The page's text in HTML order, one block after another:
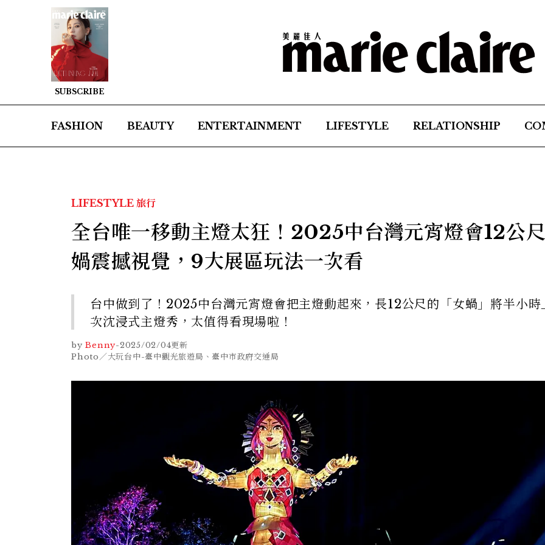
SUBSCRIBE
FASHION BEAUTY ENTERTAINMENT LIFESTYLE RELATIONSHIP
LIFESTYLE 旅行
全台唯一移動主燈太狂！2025中台灣元宵燈會12公
媧震撼視覺，9大展區玩法一次看
台中做到了！2025中台灣元宵燈會把主燈動起來，長12公尺的「女蝸」將半小時
次沈浸式主燈秀，太值得看現場啦！
by Benny-2025/02/04更新
Photo／大玩台中-臺中觀光旅遊局、臺中市政府交通局